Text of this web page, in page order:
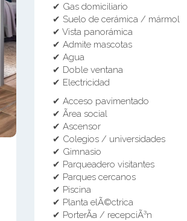
✔ Gas domiciliario
✔ Suelo de cerámica / mármol
✔ Vista panorámica
✔ Admite mascotas
✔ Agua
✔ Doble ventana
✔ Electricidad
✔ Acceso pavimentado
✔ Ãrea social
✔ Ascensor
✔ Colegios / universidades
✔ Gimnasio
✔ Parqueadero visitantes
✔ Parques cercanos
✔ Piscina
✔ Planta elÃ©ctrica
✔ PorterÃ­a / recepciÃ³n